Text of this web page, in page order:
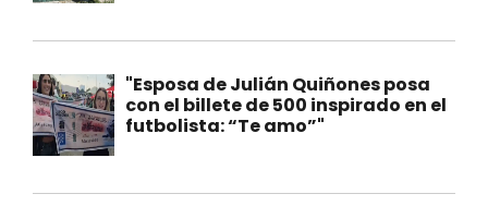
"Esposa de Julián Quiñones posa
con el billete de 500 inspirado en el
futbolista: “Te amo”"